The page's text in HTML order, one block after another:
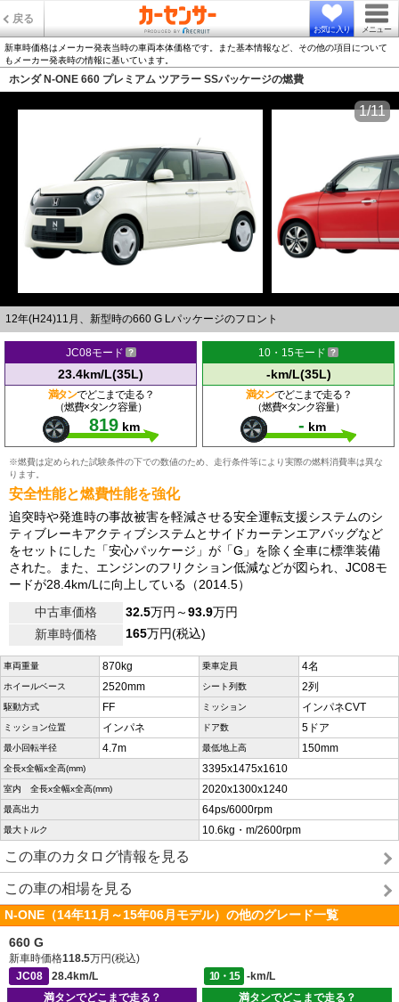
戻る
お気に入り メニュー
新車時価格はメーカー発表当時の車両本体価格です。また基本情報など、その他の項目について
もメーカー発表時の情報に基いています。
ホンダ N-ONE 660 プレミアム ツアラー SSパッケージの燃費
12年(H24)11月、新型時の660 G Lパッケージのフロント
1/11
JC08モード
23.4km/L(35L)
満タンでどこまで走る？
（燃費×タンク容量）
819 km
10・15モード
-km/L(35L)
満タンでどこまで走る？
（燃費×タンク容量）
- km
※燃費は定められた試験条件の下での数値のため、走行条件等により実際の燃料消費率は異な
ります。
安全性能と燃費性能を強化
追突時や発進時の事故被害を軽減させる安全運転支援システムのシ
ティブレーキアクティブシステムとサイドカーテンエアバッグなど
をセットにした「安心パッケージ」が「G」を除く全車に標準装備
された。また、エンジンのフリクション低減などが図られ、JC08モ
ードが28.4km/Lに向上している（2014.5）
中古車価格
32.5万円～93.9万円
新車時価格
165万円(税込)
車両重量 870kg 乗車定員 4名
ホイールベース 2520mm シート列数 2列
駆動方式 FF ミッション インパネCVT
ミッション位置 インパネ ドア数 5ドア
最小回転半径 4.7m 最低地上高 150mm
全長x全幅x全高(mm) 3395x1475x1610
室内 全長x全幅x全高(mm) 2020x1300x1240
最高出力 64ps/6000rpm
最大トルク 10.6kg・m/2600rpm
この車のカタログ情報を見る
この車の相場を見る
N-ONE（14年11月～15年06月モデル）の他のグレード一覧
660 G
新車時価格118.5万円(税込)
JC08
28.4km/L 10・15
-km/L
満タンでどこまで走る？
満タンでどこまで走る？